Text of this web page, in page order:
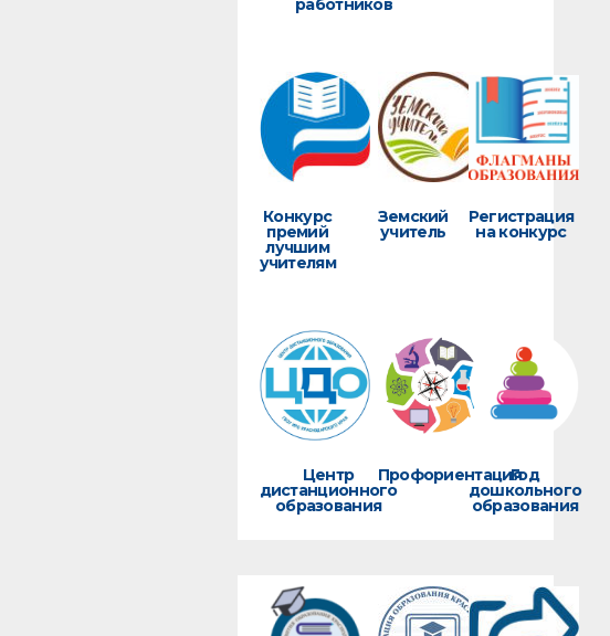
работников
Конкурс
премий
лучшим
учителям
Земский
учитель
Регистрация
на конкурс
Центр
дистанционного
образования
ПрофориентацияГод
дошкольного
образования